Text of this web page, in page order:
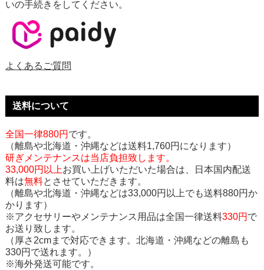
いの手続きをしてください。
よくあるご質問
送料について
全国一律880円 です。
（離島や北海道・沖縄などは送料1,760円になります）
研ぎメンテナンスは当店負担致します。
33,000円以上お買い上げいただいた場合は、日本国内配送
料は無料とさせていただきます。
（離島や北海道・沖縄などは33,000円以上でも送料880円か
かります）
※アクセサリーやメンテナンス用品は全国一律送料330円 で
お送り致します。
（厚さ2cmまで対応できます。北海道・沖縄などの離島も
330円で送れます。）
※海外発送可能です。